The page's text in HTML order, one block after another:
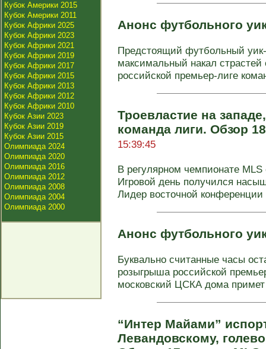
Кубок Америки 2015
Кубок Америки 2011
Кубок Африки 2025
Кубок Африки 2023
Кубок Африки 2021
Кубок Африки 2019
Кубок Африки 2017
Кубок Африки 2015
Кубок Африки 2013
Кубок Африки 2012
Кубок Африки 2010
Кубок Азии 2023
Кубок Азии 2019
Кубок Азии 2015
Олимпиада 2024
Олимпиада 2020
Олимпиада 2016
Олимпиада 2012
Олимпиада 2008
Олимпиада 2004
Олимпиада 2000
Анонс футбольного
Предстоящий футбольный
максимальный накал страстей
российской премьер-лиге
Троевластие на
команда лиги. Обзор
15:39:45
В регулярном чемпионате
Игровой день получился
Лидер восточной
Анонс футбольного
Буквально считанные часы
розыгрыша российской
московский ЦСКА дома
“Интер Майами”
Левандовскому,